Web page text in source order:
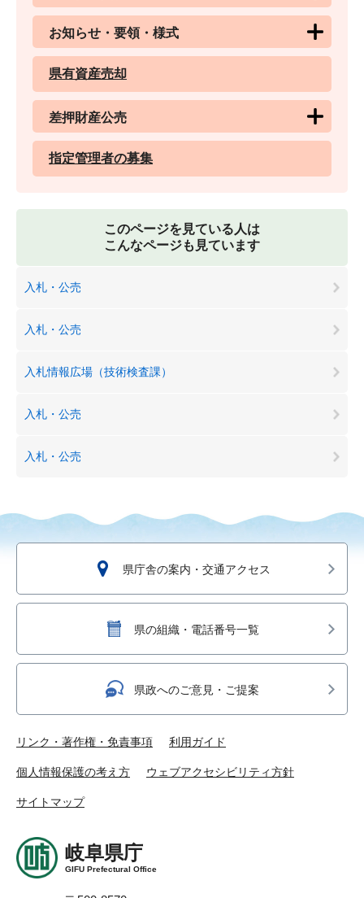
お知らせ・要領・様式
県有資産売却
差押財産公売
指定管理者の募集
このページを見ている人は
こんなページも見ています
入札・公売
入札・公売
入札情報広場（技術検査課）
入札・公売
入札・公売
県庁舎の案内・交通アクセス
県の組織・電話番号一覧
県政へのご意見・ご提案
リンク・著作権・免責事項 利用ガイド
個人情報保護の考え方 ウェブアクセシビリティ方針
サイトマップ
岐阜県庁
GIFU Prefectural Office